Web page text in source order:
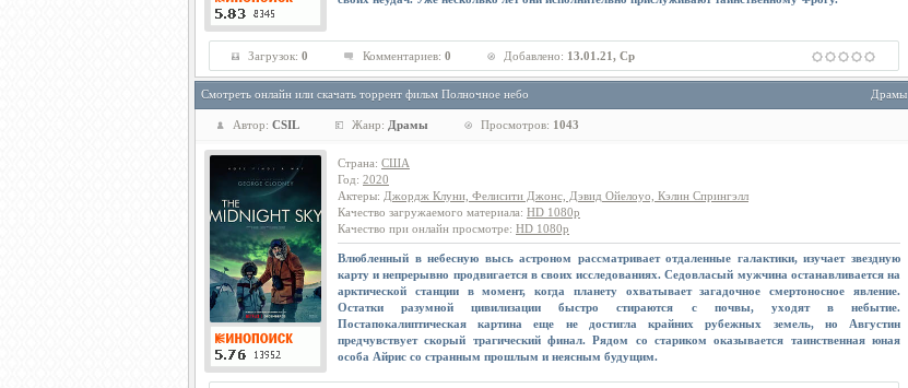
Загрузок: 0 Комментариев: 0 Добавлено: 13.01.21, Ср
Драмы
Смотреть онлайн или скачать торрент фильм Полночное небо
Автор: CSIL Жанр: Драмы Просмотров: 1043
Страна: США
Год: 2020
Актеры: Джордж Клуни, Фелисити Джонс, Дэвид Ойелоуо, Кэлин Спрингэлл
Качество загружаемого материала: HD 1080p
Качество при онлайн просмотре: HD 1080p
Влюбленный в небесную высь астроном рассматривает отдаленные галактики, изучает звездную
карту и непрерывно продвигается в своих исследованиях. Седовласый мужчина останавливается на
арктической станции в момент, когда планету охватывает загадочное смертоносное явление.
Остатки разумной цивилизации быстро стираются с почвы, уходят в небытие.
Постапокалиптическая картина еще не достигла крайних рубежных земель, но Августин
предчувствует скорый трагический финал. Рядом со стариком оказывается таинственная юная
особа Айрис со странным прошлым и неясным будущим.